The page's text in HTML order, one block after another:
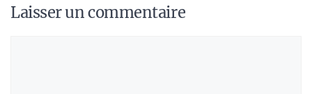
Laisser un commentaire